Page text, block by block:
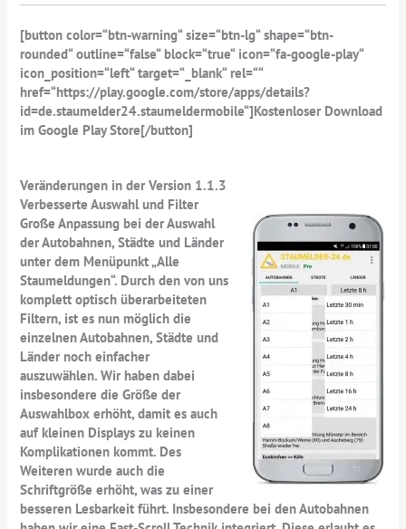
[button color=“btn-warning“ size=“btn-lg“ shape=“btn-
rounded“ outline=“false“ block=“true“ icon=“fa-google-play“
icon_position=“left“ target=“_blank“ rel=““
href=“https://play.google.com/store/apps/details?
id=de.staumelder24.staumeldermobile“]Kostenloser Download
im Google Play Store[/button]
Veränderungen in der Version 1.1.3
Verbesserte Auswahl und Filter
Große Anpassung bei der Auswahl
der Autobahnen, Städte und Länder
unter dem Menüpunkt „Alle
Staumeldungen“. Durch den von uns
komplett optisch überarbeiteten
Filtern, ist es nun möglich die
einzelnen Autobahnen, Städte und
Länder noch einfacher
auszuwählen. Wir haben dabei
insbesondere die Größe der
Auswahlbox erhöht, damit es auch
auf kleinen Displays zu keinen
Komplikationen kommt. Des
Weiteren wurde auch die
Schriftgröße erhöht, was zu einer
besseren Lesbarkeit führt. Insbesondere bei den Autobahnen